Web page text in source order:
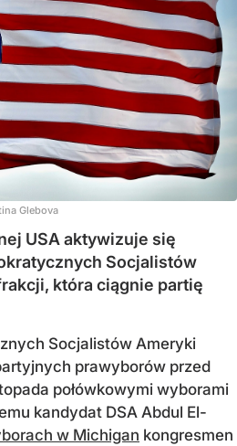
Glebova
USA aktywizuje się
Socjalistów
która ciągnie partię
Socjalistów Ameryki
prawyborów przed
połówkowymi wyborami
kandydat DSA Abdul El-
w Michigan kongresmen